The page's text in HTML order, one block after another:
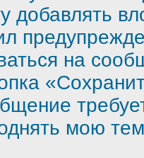
добавлять
на
мою